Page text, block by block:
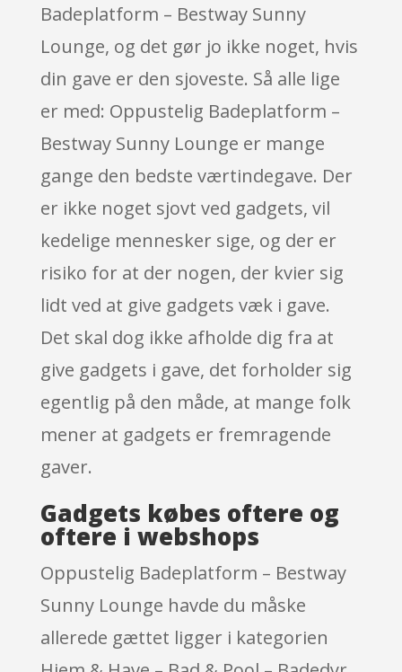
Badeplatform – Bestway Sunny
Lounge, og det gør jo ikke noget, hvis
din gave er den sjoveste. Så alle lige
er med: Oppustelig Badeplatform –
Bestway Sunny Lounge er mange
gange den bedste værtindegave. Der
er ikke noget sjovt ved gadgets, vil
kedelige mennesker sige, og der er
risiko for at der nogen, der kvier sig
lidt ved at give gadgets væk i gave.
Det skal dog ikke afholde dig fra at
give gadgets i gave, det forholder sig
egentlig på den måde, at mange folk
mener at gadgets er fremragende
gaver.
Gadgets købes oftere og
oftere i webshops
Oppustelig Badeplatform – Bestway
Sunny Lounge havde du måske
allerede gættet ligger i kategorien